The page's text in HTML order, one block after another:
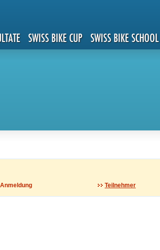
SWISS BIKE CUP SWISS BIKE SCHOOL
Anmeldung Teilnehmer